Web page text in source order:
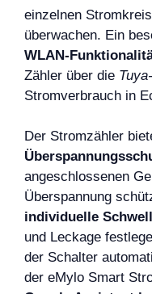
einzelnen
überwachen. Ein
WLAN-
Zähler über die
Stromverbrauch in
Der Stromzähler
angeschlossenen
Überspannung
individuelle
und Leckage
der Schalter
der eMylo Smart